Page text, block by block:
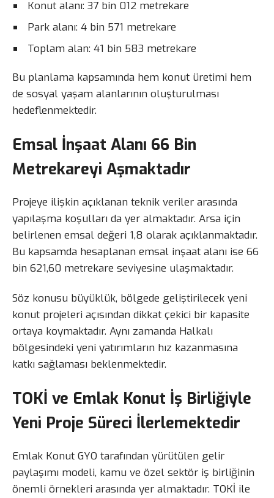
Konut alanı: 37 bin 012 metrekare
Park alanı: 4 bin 571 metrekare
Toplam alan: 41 bin 583 metrekare
Bu planlama kapsamında hem konut üretimi hem
de sosyal yaşam alanlarının oluşturulması
hedeflenmektedir.
Emsal İnşaat Alanı 66 Bin
Metrekareyi Aşmaktadır
Projeye ilişkin açıklanan teknik veriler arasında
yapılaşma koşulları da yer almaktadır. Arsa için
belirlenen emsal değeri 1,8 olarak açıklanmaktadır.
Bu kapsamda hesaplanan emsal inşaat alanı ise 66
bin 621,60 metrekare seviyesine ulaşmaktadır.
Söz konusu büyüklük, bölgede geliştirilecek yeni
konut projeleri açısından dikkat çekici bir kapasite
ortaya koymaktadır. Aynı zamanda Halkalı
bölgesindeki yeni yatırımların hız kazanmasına
katkı sağlaması beklenmektedir.
TOKİ ve Emlak Konut İş Birliğiyle
Yeni Proje Süreci İlerlemektedir
Emlak Konut GYO tarafından yürütülen gelir
paylaşımı modeli, kamu ve özel sektör iş birliğinin
önemli örnekleri arasında yer almaktadır. TOKİ ile